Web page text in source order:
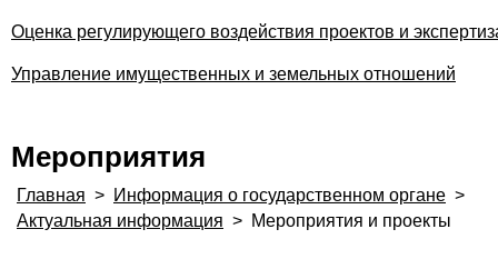
Оценка регулирующего воздействия проектов и
Управление имущественных и земельных отношений
Мероприятия
Главная > Информация о государственном органе >
Актуальная информация > Мероприятия и проекты